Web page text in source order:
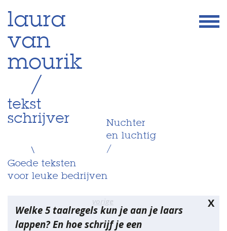
Skip
to
content
laura
van
mourik
/
tekst
schrijver
\
Nuchter
en luchtig
/
Goede teksten
voor leuke bedrijven
X
Welke 5 taalregels kun je aan je laars
lappen? En hoe schrijf je een
Bericht
navigatie
vorige